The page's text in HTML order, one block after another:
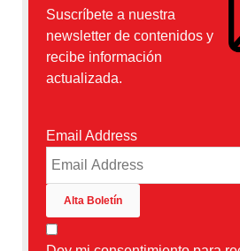
Suscríbete a nuestra
newsletter de contenidos y
recibe información
actualizada.
Email Address